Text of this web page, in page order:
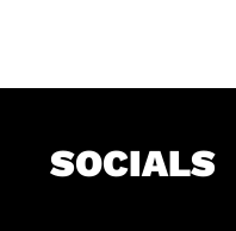
SOCIALS